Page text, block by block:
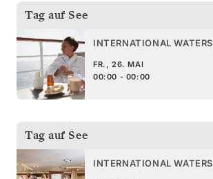
Tag auf See
INTERNATIONAL WATERS
FR., 26. MAI
00:00 - 00:00
Tag auf See
INTERNATIONAL WATERS